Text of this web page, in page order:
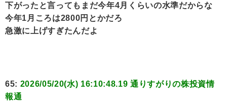
下がったと言ってもまだ今年4月くらいの水準だからな
今年1月ころは2800円とかだろ
急激に上げすぎたんだよ
65: 2026/05/20(水) 16:10:48.19 通りすがりの株投資情
報通